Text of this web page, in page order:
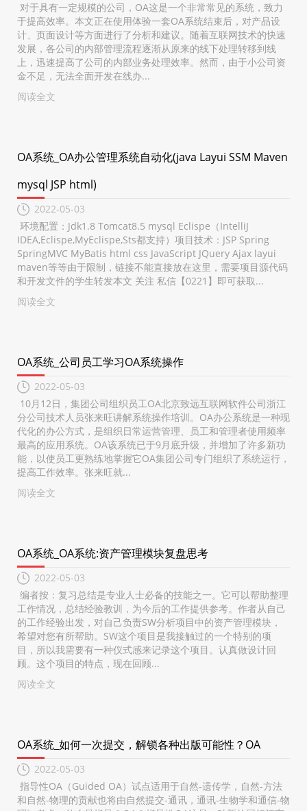
对于具有一定规模的公司，OA这是一个非常常见的系统，致力
于提高效率。本文正在使用体验一套OA系统结束后，对产品设
计、页面设计等方面进行了分析和建议。随着互联网技术的快速
发展，各公司的内部管理流程逐渐从原来的线下处理转移到线
上，迅速提高了公司的内部业务处理效率。然而，由于小公司资
金不足，无法全面开发在线办...
阅读全文
OA系统_OA办公管理系统自动化(java Layui SSM Maven
mysql JSP html)
2022-05-03
环境配置：Jdk1.8 Tomcat8.5 mysql Eclispe（IntelliJ
IDEA,Eclispe,MyEclispe,Sts都支持）项目技术：JSP Spring
SpringMVC MyBatis html css JavaScript JQuery Ajax layui
maven等等由于限制，链接不能直接放在这里，需要项目源代码
和开发文件的学生转发本文 关注 私信【0221】即可获取...
阅读全文
OA系统_公司员工学习OA系统操作
2022-05-03
10月12日，集团公司组织员工OA北京致远互联网软件公司浙江
分公司技术人员张来旺讲解系统操作培训。OA办公系统是一种现
代化的办公方式，是组织日常运营管理、员工和管理者使用频率
最高的应用系统。OA该系统已于9月底升级，并增加了许多新功
能，以使员工更熟练地掌握它OA集团公司专门组织了系统运行，
提高工作效率。张来旺就...
阅读全文
OA系统_OA系统:资产管理模块复盘思考
2022-05-03
编者按：复习总结是专业人士必备的技能之一。它可以帮助整理
工作情况，总结经验教训，为今后的工作提供参考。作者从自己
的工作经验出发，对自己负责SW分析项目中的资产管理模块，
希望对您有所帮助。SW这个项目是我接触过的一个特别的项
目，所以我需要有一种仪式感来记录这个项目。认真做设计回
顾。这个项目的特点，现在回顾...
阅读全文
OA系统_如何一次提交，解锁各种出版可能性？OA
2022-05-03
指导性OA（Guided OA）试点适用于自然-遗传学，自然-方法
和自然-物理的贡献也将由自然提交-通讯，通讯-生物学和通信-物